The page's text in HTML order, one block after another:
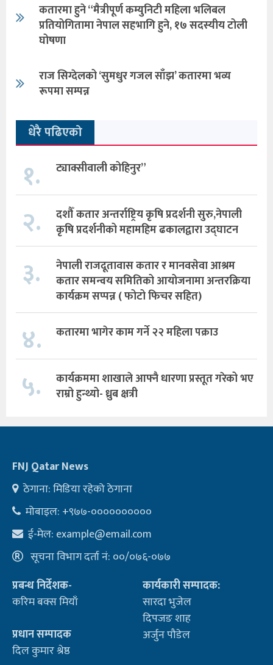
कतारमा हुने “मैत्रीपूर्ण कम्युनिटी महिला भलिबल
प्रतियोगितामा नेपाल सहभागि हुने, १७ सदस्यीय टोली
घोषणा
राज सिग्देलको ‘सुमधुर गजल साँझ’ कतारमा भव्य
रूपमा सम्पन्न
धेरै पढिएको
१. ट्याक्सीवाली कोहिनुर”
२.
दशौँ कतार अन्तर्राष्ट्रिय कृषि प्रदर्शनी सुरु,नेपाली
कृषि प्रदर्शनीको महामहिम ढकालद्वारा उद्घाटन
३.
नेपाली राजदूतावास कतार र मानवसेवा आश्रम
कतार समन्वय समितिको आयोजनामा अन्तरक्रिया
कार्यक्रम सप्पन्न ( फोटो फिचर सहित)
४. कतारमा भागेर काम गर्ने २२ महिला पक्राउ
५.
कार्यक्रममा शाखाले आफ्नै धारणा प्रस्तूत गरेको भए
राम्रो हुन्थ्यो- ध्रुब क्षत्री
FNJ Qatar News
ठेगाना: मिडिया रहेको ठेगाना
मोबाइल: +९७७-००००००००००
ई-मेल: example@email.com
सूचना विभाग दर्ता नं: ००/०७६-०७७
प्रबन्ध निर्देशक-
करिम बक्स मियाँ
प्रधान सम्पादक
दिल कुमार श्रेष्ठ
कार्यकारी सम्पादक:
सारदा भुजेल
दिपजङ शाह
अर्जुन पौडेल